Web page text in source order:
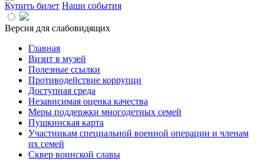
Купить билет Наши события
Версия для слабовидящих
Главная
Визит в музей
Полезные ссылки
Противодействие коррупци
Доступная среда
Независимая оценка качества
Меры поддержки многодетных семей
Пушкинская карта
Участникам специальной военной операции и членам
их семей
Сквер воинской славы